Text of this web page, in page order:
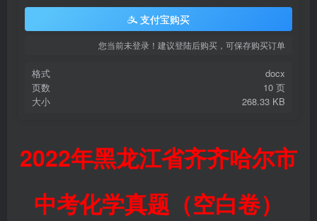
支付宝购买
您当前未登录！建议登陆后购买，可保存购买订单
格式
docx
页数
10 页
大小
268.33 KB
2022年黑龙江省齐齐哈尔市
中考化学真题（空白卷）